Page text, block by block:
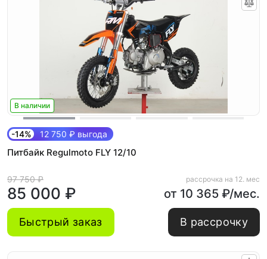
В наличии
-14% 12 750 ₽ выгода
Питбайк Regulmoto FLY 12/10
97 750 ₽
85 000 ₽
рассрочка на 12. мес
от 10 365 ₽/мес.
Быстрый заказ В рассрочку